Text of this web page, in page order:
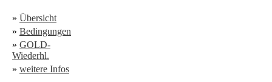
» Übersicht
» Bedingungen
» GOLD-
Wiederhl.
» weitere Infos